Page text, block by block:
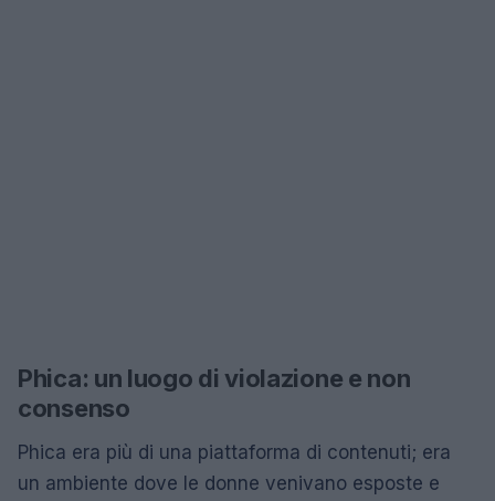
Phica: un luogo di violazione e non
consenso
Phica era più di una piattaforma di contenuti; era
un ambiente dove le donne venivano esposte e